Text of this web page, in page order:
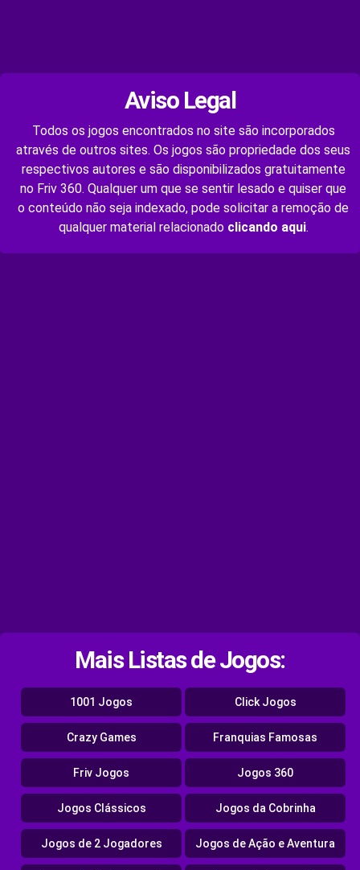
Aviso Legal
Todos os jogos encontrados no site são incorporados
através de outros sites. Os jogos são propriedade dos seus
respectivos autores e são disponibilizados gratuitamente
no Friv 360. Qualquer um que se sentir lesado e quiser que
o conteúdo não seja indexado, pode solicitar a remoção de
qualquer material relacionado clicando aqui.
Mais Listas de Jogos:
1001 Jogos Click Jogos
Crazy Games Franquias Famosas
Friv Jogos Jogos 360
Jogos Clássicos Jogos da Cobrinha
Jogos de 2 Jogadores Jogos de Ação e Aventura